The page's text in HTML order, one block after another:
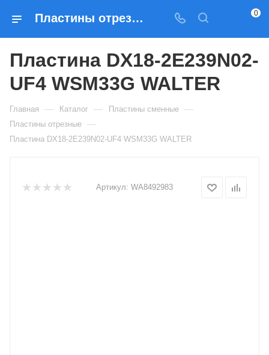
Пластины отрезные Пластина DX18-2E239N02-UF4 WSM33G WALTER — купить по выгодным ценам в Москве 0
Пластина DX18-2E239N02-
UF4 WSM33G WALTER
Главная — Каталог — Пластины сменные —
Пластины отрезные —
Пластина DX18-2E239N02-UF4 WSM33G WALTER
Артикул: WA8492983